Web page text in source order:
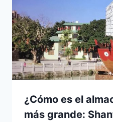
¿Cómo es el
más grande: